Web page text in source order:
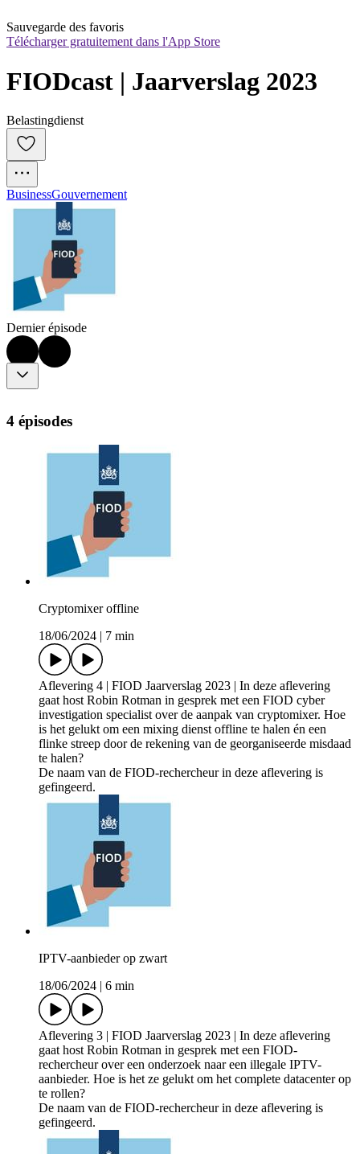
Sauvegarde des favoris
Télécharger gratuitement dans l'App Store
FIODcast | Jaarverslag 2023
Belastingdienst
BusinessGouvernement
Dernier épisode
4 épisodes
Cryptomixer offline
18/06/2024
7 min
Aflevering 4 | FIOD Jaarverslag 2023 | In deze aflevering
gaat host Robin Rotman in gesprek met een FIOD cyber
investigation specialist over de aanpak van cryptomixer. Hoe
is het gelukt om een mixing dienst offline te halen én een
flinke streep door de rekening van de georganiseerde misdaad
te halen?
De naam van de FIOD-rechercheur in deze aflevering is
gefingeerd.
IPTV-aanbieder op zwart
18/06/2024
6 min
Aflevering 3 | FIOD Jaarverslag 2023 | In deze aflevering
gaat host Robin Rotman in gesprek met een FIOD-
rechercheur over een onderzoek naar een illegale IPTV-
aanbieder. Hoe is het ze gelukt om het complete datacenter op
te rollen?
De naam van de FIOD-rechercheur in deze aflevering is
gefingeerd.